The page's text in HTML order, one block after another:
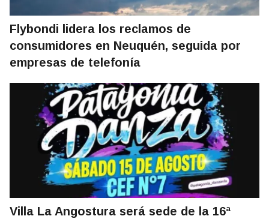
Flybondi lidera los reclamos de
consumidores en Neuquén, seguida por
empresas de telefonía
Villa La Angostura será sede de la 16ª